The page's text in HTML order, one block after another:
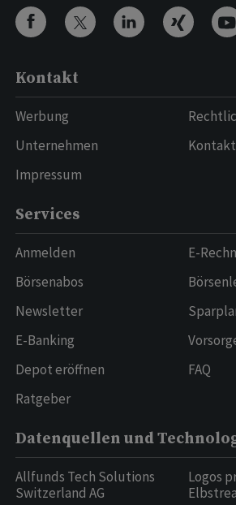
Kontakt
Werbung
Unternehmen
Impressum
Kontakt
Services
Anmelden
Börsenabos
Newsletter
E-Banking
Depot eröffnen
Ratgeber
E-
FAQ
Datenquellen und
Allfunds Tech Solutions
Switzerland AG
Logos